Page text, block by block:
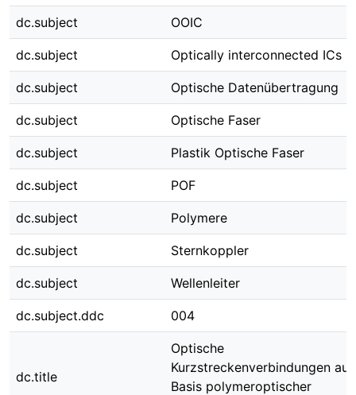
dc.subject OOIC
dc.subject Optically interconnected ICs
dc.subject Optische Datenübertragung
dc.subject Optische Faser
dc.subject Plastik Optische Faser
dc.subject POF
dc.subject Polymere
dc.subject Sternkoppler
dc.subject Wellenleiter
dc.subject.ddc 004
dc.title
Optische
Kurzstreckenverbindungen
Basis polymeroptischer